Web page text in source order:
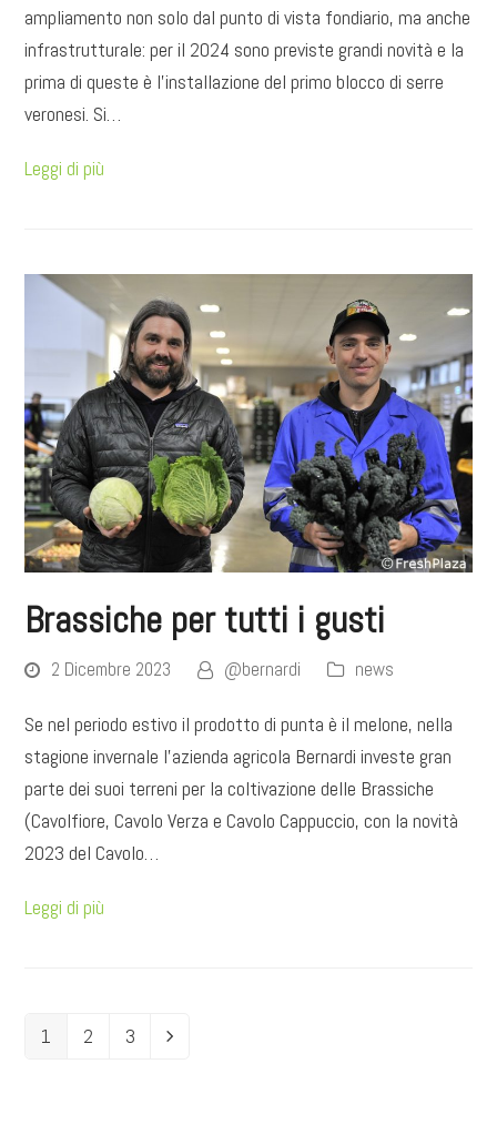
ampliamento non solo dal punto di vista fondiario, ma anche
infrastrutturale: per il 2024 sono previste grandi novità e la
prima di queste è l'installazione del primo blocco di serre
veronesi. Si…
Leggi di più
Brassiche per tutti i gusti
2 Dicembre 2023 @bernardi news
Se nel periodo estivo il prodotto di punta è il melone, nella
stagione invernale l’azienda agricola Bernardi investe gran
parte dei suoi terreni per la coltivazione delle Brassiche
(Cavolfiore, Cavolo Verza e Cavolo Cappuccio, con la novità
2023 del Cavolo…
Leggi di più
Pagina
1 Pagina
2 Pagina
3 Successivo